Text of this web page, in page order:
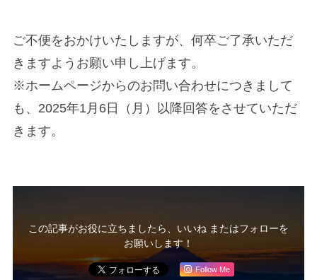
ご不便をおかけいたしますが、何卒ご了承いただ
きますようお願い申し上げます。
※ホームページからのお問い合わせにつきまして
も、2025年1月6日（月）以降回答をさせていただ
きます。
この記事がお役に立ちましたら、いいね またはフォローを
お願いします！
Follow Me